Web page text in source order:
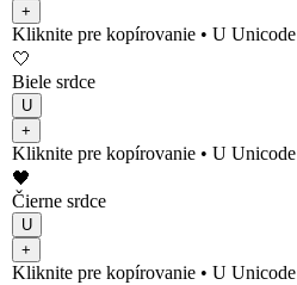
+
Kliknite pre kopírovanie • U Unicode
🤍
Biele srdce
U
+
Kliknite pre kopírovanie • U Unicode
🖤
Čierne srdce
U
+
Kliknite pre kopírovanie • U Unicode